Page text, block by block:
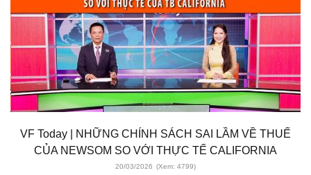
VF Today | NHỮNG CHÍNH SÁCH SAI LẦM VỀ THUẾ
CỦA NEWSOM SO VỚI THỰC TẾ CALIFORNIA
20/03/2026 (Xem: 4799)